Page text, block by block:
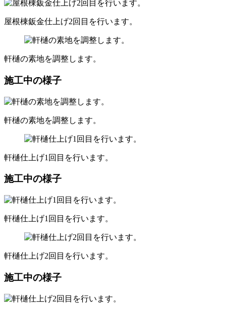
屋根棟鈑金仕上げ2回目を行います。
軒樋の素地を調整します。
施工中の様子
軒樋の素地を調整します。
軒樋仕上げ1回目を行います。
施工中の様子
軒樋仕上げ1回目を行います。
軒樋仕上げ2回目を行います。
施工中の様子